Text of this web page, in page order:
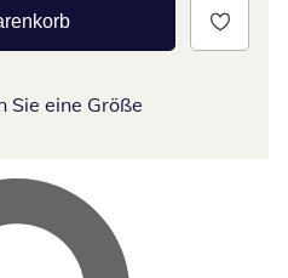
Sie eine Größe